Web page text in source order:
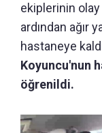
ekiplerinin
ardından ağır
hastaneye
Koyuncu'nun
öğrenildi.